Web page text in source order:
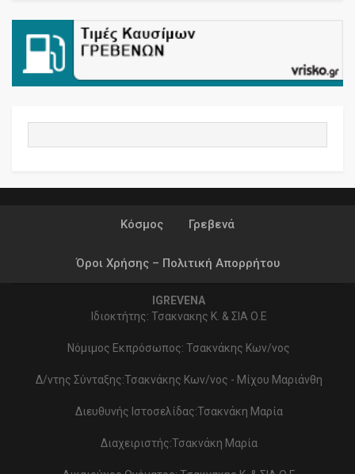
Κόσμος Γρεβενά
Όροι Χρήσης – Πολιτική Απορρήτου
IGREVENA
Ιδιοκτήτης: Τσακνακης Κ. & ΣΙΑ Ο.Ε
Νόμιμος Εκπρόσωπος: Τσακνάκης Κων/νος
Δ/ντης Σύνταξης:Τσακνάκης Κων/νος - Μίχου Μαριάνθη
Διευθυνής Ιστοσελίδας:Τσακνάκη Μαρία
Διαχειριστής:Τσακνάκη Μαρία